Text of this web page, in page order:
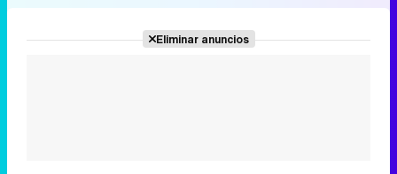
Eliminar anuncios